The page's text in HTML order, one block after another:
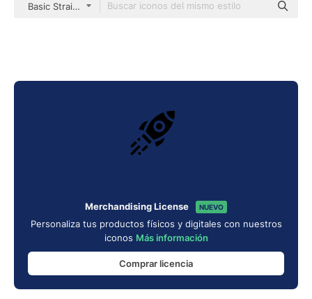
Basic Straight Filled
Merchandising License NUEVO
Personaliza tus productos físicos y digitales con nuestros
iconos Más información
Comprar licencia